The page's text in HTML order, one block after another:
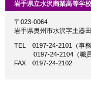
岩手県立水沢商業高等学校
〒023-0064
岩手県奥州市水沢字土器
TEL 0197-24-2101（事務
0197-24-2104（職員
FAX 0197-24-2102